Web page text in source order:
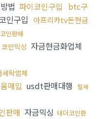
법 파이코인구입 btc구
인구입
아프리카tv돈현금
인판매
코인믹싱 자금현금화업체
세탁업체
매입 usdt판매대행
탈세
판매 자금믹싱 테더코인판